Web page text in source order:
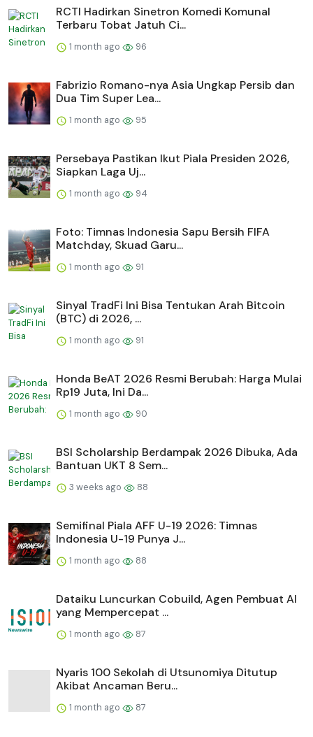
RCTI Hadirkan Sinetron Komedi Komunal
Terbaru Tobat Jatuh Ci...
1 month ago 96
Fabrizio Romano-nya Asia Ungkap Persib dan
Dua Tim Super Lea...
1 month ago 95
Persebaya Pastikan Ikut Piala Presiden 2026,
Siapkan Laga Uj...
1 month ago 94
Foto: Timnas Indonesia Sapu Bersih FIFA
Matchday, Skuad Garu...
1 month ago 91
Sinyal TradFi Ini Bisa Tentukan Arah Bitcoin
(BTC) di 2026, ...
1 month ago 91
Honda BeAT 2026 Resmi Berubah: Harga Mulai
Rp19 Juta, Ini Da...
1 month ago 90
BSI Scholarship Berdampak 2026 Dibuka, Ada
Bantuan UKT 8 Sem...
3 weeks ago 88
Semifinal Piala AFF U-19 2026: Timnas
Indonesia U-19 Punya J...
1 month ago 88
Dataiku Luncurkan Cobuild, Agen Pembuat AI
yang Mempercepat ...
1 month ago 87
Nyaris 100 Sekolah di Utsunomiya Ditutup
Akibat Ancaman Beru...
1 month ago 87